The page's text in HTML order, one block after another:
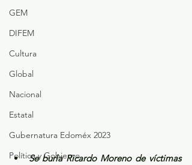
GEM
DIFEM
Cultura
Global
Nacional
Estatal
Gubernatura Edoméx 2023
Política y Gobierno
Se burla Ricardo Moreno de víctimas